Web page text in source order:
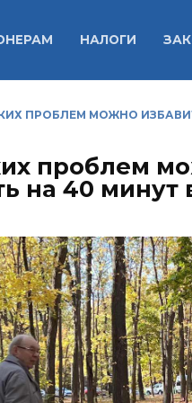
НАЛОГИ
ПРОБЛЕМ МОЖНО
проблем
на 40 минут